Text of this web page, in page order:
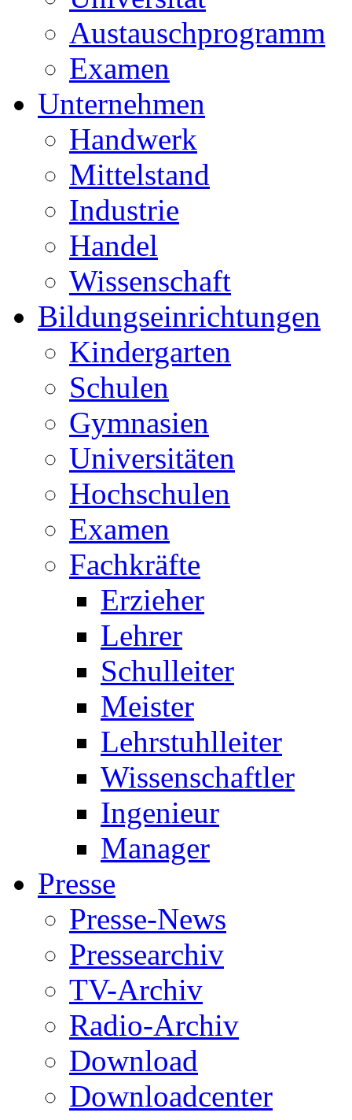
Austauschprogramm
Examen
Unternehmen
Handwerk
Mittelstand
Industrie
Handel
Wissenschaft
Bildungseinrichtungen
Kindergarten
Schulen
Gymnasien
Universitäten
Hochschulen
Examen
Fachkräfte
Erzieher
Lehrer
Schulleiter
Meister
Lehrstuhlleiter
Wissenschaftler
Ingenieur
Manager
Presse
Presse-News
Pressearchiv
TV-Archiv
Radio-Archiv
Download
Downloadcenter